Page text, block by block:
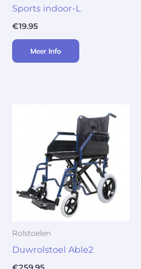
Sports indoor-L
€19.95
Meer Info
Rolstoelen
Duwrolstoel Able2